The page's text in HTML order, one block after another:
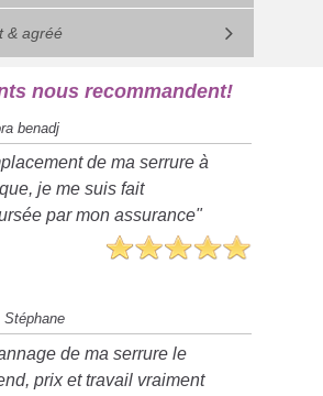
& agréé
nous recommandent!
benadj
de ma serrure à
je me suis fait
par mon assurance"
Stéphane
de ma serrure le
prix et travail vraiment